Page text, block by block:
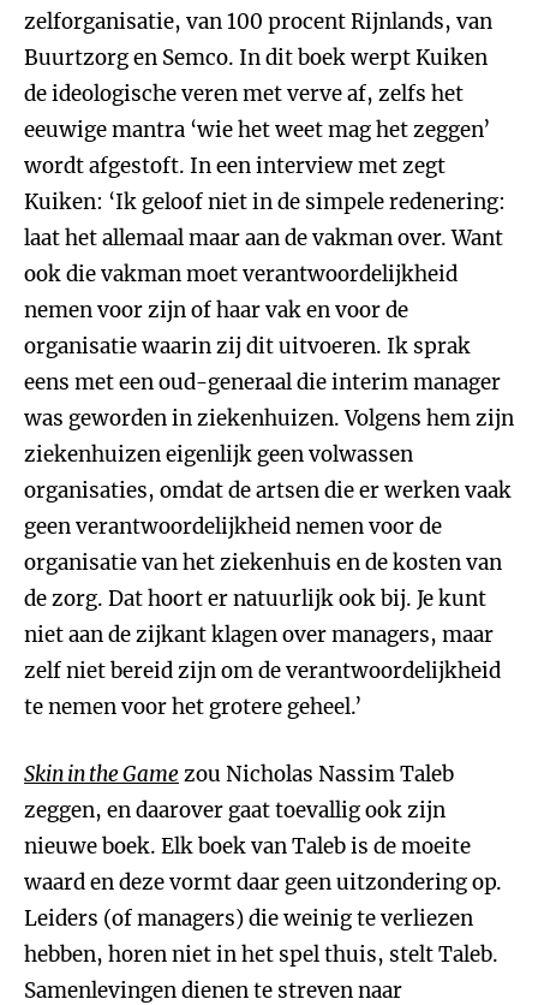
zelforganisatie, van 100 procent Rijnlands, van
Buurtzorg en Semco. In dit boek werpt Kuiken
de ideologische veren met verve af, zelfs het
eeuwige mantra ‘wie het weet mag het zeggen’
wordt afgestoft. In een interview met zegt
Kuiken: ‘Ik geloof niet in de simpele redenering:
laat het allemaal maar aan de vakman over. Want
ook die vakman moet verantwoordelijkheid
nemen voor zijn of haar vak en voor de
organisatie waarin zij dit uitvoeren. Ik sprak
eens met een oud-generaal die interim manager
was geworden in ziekenhuizen. Volgens hem zijn
ziekenhuizen eigenlijk geen volwassen
organisaties, omdat de artsen die er werken vaak
geen verantwoordelijkheid nemen voor de
organisatie van het ziekenhuis en de kosten van
de zorg. Dat hoort er natuurlijk ook bij. Je kunt
niet aan de zijkant klagen over managers, maar
zelf niet bereid zijn om de verantwoordelijkheid
te nemen voor het grotere geheel.’
Skin in the Game zou Nicholas Nassim Taleb
zeggen, en daarover gaat toevallig ook zijn
nieuwe boek. Elk boek van Taleb is de moeite
waard en deze vormt daar geen uitzondering op.
Leiders (of managers) die weinig te verliezen
hebben, horen niet in het spel thuis, stelt Taleb.
Samenlevingen dienen te streven naar